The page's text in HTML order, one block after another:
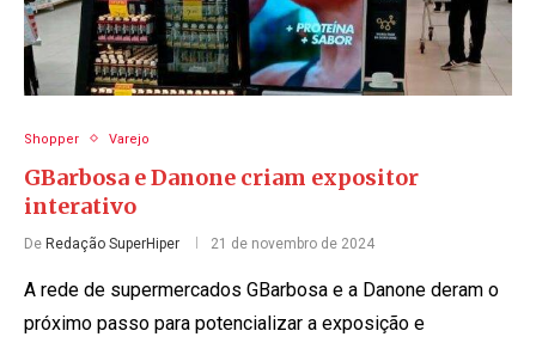
Shopper Varejo
GBarbosa e Danone criam expositor
interativo
De Redação SuperHiper 21 de novembro de 2024
A rede de supermercados GBarbosa e a Danone deram o
próximo passo para potencializar a exposição e